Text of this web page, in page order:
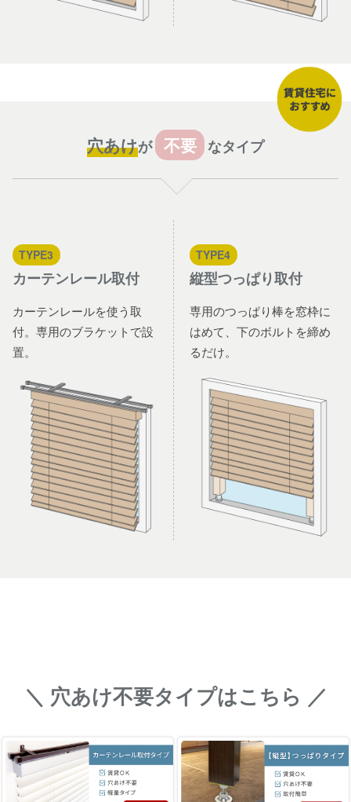
穴あけが 不要 なタイプ
TYPE3
カーテンレール取付
カーテンレールを使う取
付。専用のブラケットで設
置。
TYPE4
縦型つっぱり取付
専用のつっぱり棒を窓枠に
はめて、下のボルトを締め
るだけ。
＼ 穴あけ不要タイプはこちら ／